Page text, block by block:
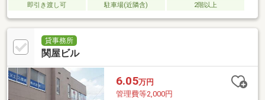
即引き渡し可 駐車場(近隣含) 2階以上
貸事務所
関屋ビル
6.05万円
管理費等2,000円